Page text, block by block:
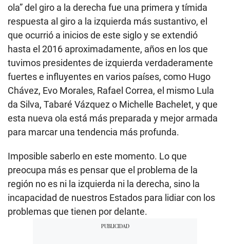
ola” del giro a la derecha fue una primera y tímida
respuesta al giro a la izquierda más sustantivo, el
que ocurrió a inicios de este siglo y se extendió
hasta el 2016 aproximadamente, años en los que
tuvimos presidentes de izquierda verdaderamente
fuertes e influyentes en varios países, como Hugo
Chávez, Evo Morales, Rafael Correa, el mismo Lula
da Silva, Tabaré Vázquez o Michelle Bachelet, y que
esta nueva ola está más preparada y mejor armada
para marcar una tendencia más profunda.
Imposible saberlo en este momento. Lo que
preocupa más es pensar que el problema de la
región no es ni la izquierda ni la derecha, sino la
incapacidad de nuestros Estados para lidiar con los
problemas que tienen por delante.